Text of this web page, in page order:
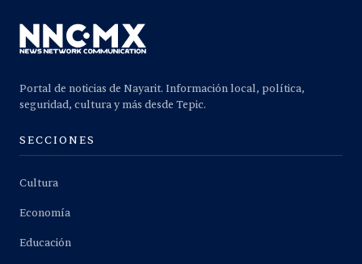
Portal de noticias de Nayarit. Información local, política,
seguridad, cultura y más desde Tepic.
SECCIONES
Cultura
Economía
Educación